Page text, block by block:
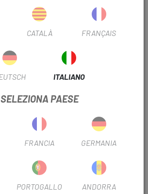
AL CARRELLO
o prodotti in liquidazione. Controlla i
stimati quando scegli il metodo di
spedizione.
Deore 26D per guarniture FC-
B2
a 2 x 11 velocità.
CATALÀ FRANÇAIS
ITALIANO
SELEZIONA PAESE
FRANCIA GERMANIA
PORTOGALLO ANDORRA